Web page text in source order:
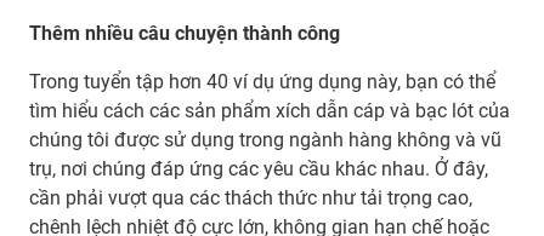
Thêm nhiều câu chuyện thành công
Trong tuyển tập hơn 40 ví dụ ứng dụng này, bạn có thể
tìm hiểu cách các sản phẩm xích dẫn cáp và bạc lót của
chúng tôi được sử dụng trong ngành hàng không và vũ
trụ, nơi chúng đáp ứng các yêu cầu khác nhau. Ở đây,
cần phải vượt qua các thách thức như tải trọng cao,
chênh lệch nhiệt độ cực lớn, không gian hạn chế hoặc